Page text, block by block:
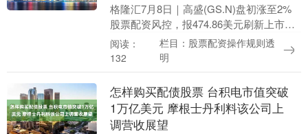
格隆汇7月8日｜高盛(GS.N)盘初涨至2%
股票配资风控，报474.86美元刷新上市新
高，市值超1500亿美元。高盛近日获多家
机构唱好，JMP Securiti....
阅读：
132
栏目：股票配资操作规则透
明
怎样购买配债股票 台积电市值突破
1万亿美元 摩根士丹利料该公司上
调营收展望